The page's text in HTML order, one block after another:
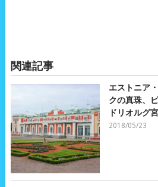
関連記事
エストニア
クの真珠、
ドリオルグ
2018/05/23